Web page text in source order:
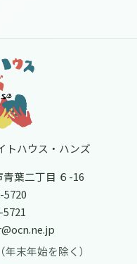
トハウス・ハンズ
葉二丁目 ６-16
5720
末年始を除く）